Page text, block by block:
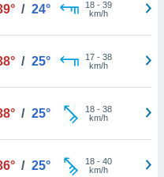
/ 24° 18- 39
km/h
/ 25° 17- 38
km/h
/ 25° 18- 38
km/h
/ 25° 18- 40
km/h